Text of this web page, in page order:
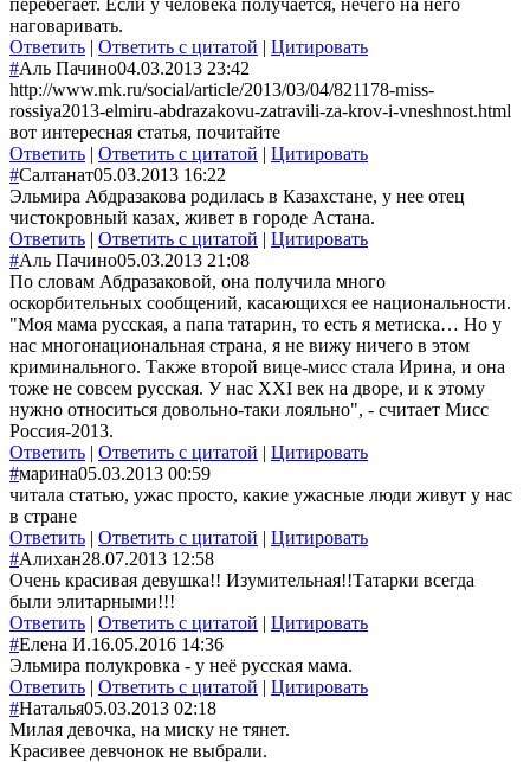
наговаривать.
Ответить | Ответить с цитатой | Цитировать
#Аль Пачино04.03.2013 23:42
http://www.mk.ru/social/article/2013/03/04/821178-miss-
rossiya2013-elmiru-abdrazakovu-zatravili-za-krov-i-vneshnost.html
вот интересная статья, почитайте
Ответить | Ответить с цитатой | Цитировать
#Салтанат05.03.2013 16:22
Эльмира Абдразакова родилась в Казахстане, у нее отец
чистокровный казах, живет в городе Астана.
Ответить | Ответить с цитатой | Цитировать
#Аль Пачино05.03.2013 21:08
По словам Абдразаковой, она получила много
оскорбительных сообщений, касающихся ее национальности.
"Моя мама русская, а папа татарин, то есть я метиска… Но у
нас многонациональная страна, я не вижу ничего в этом
криминального. Также второй вице-мисс стала Ирина, и она
тоже не совсем русская. У нас XXI век на дворе, и к этому
нужно относиться довольно-таки лояльно", - считает Мисс
Россия-2013.
Ответить | Ответить с цитатой | Цитировать
#марина05.03.2013 00:59
читала статью, ужас просто, какие ужасные люди живут у нас
в стране
Ответить | Ответить с цитатой | Цитировать
#Алихан28.07.2013 12:58
Очень красивая девушка!! Изумительная!!Татарки всегда
были элитарными!!!
Ответить | Ответить с цитатой | Цитировать
#Елена И.16.05.2016 14:36
Эльмира полукровка - у неё русская мама.
Ответить | Ответить с цитатой | Цитировать
#Наталья05.03.2013 02:18
Милая девочка, на миску не тянет.
Красивее девчонок не выбрали.